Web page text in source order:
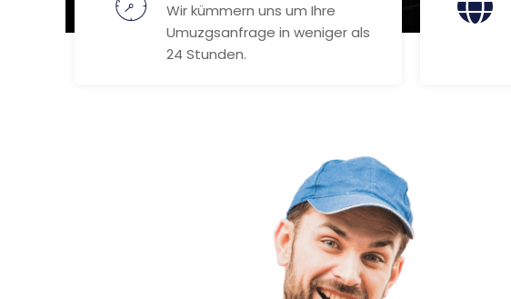
Wir kümmern uns um Ihre
Umuzgsanfrage in weniger als
24 Stunden.